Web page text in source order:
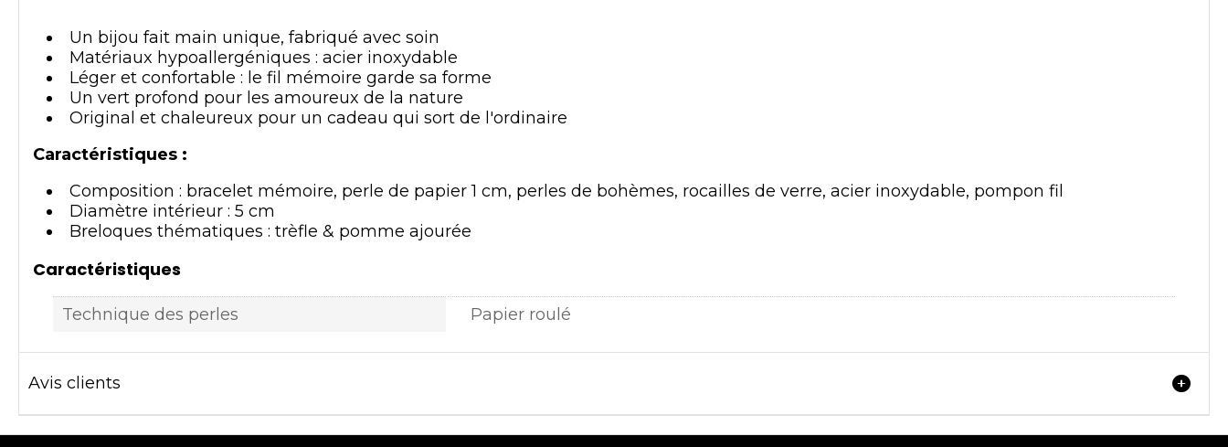
Un bijou fait main unique, fabriqué avec soin
Matériaux hypoallergéniques : acier inoxydable
Léger et confortable : le fil mémoire garde sa forme
Un vert profond pour les amoureux de la nature
Original et chaleureux pour un cadeau qui sort de l'ordinaire
Caractéristiques :
Composition : bracelet mémoire, perle de papier 1 cm, perles de bohèmes, rocailles de verre, acier inoxydable, pompon fil
Diamètre intérieur : 5 cm
Breloques thématiques : trèfle & pomme ajourée
Caractéristiques
Technique des perles Papier roulé
Avis clients